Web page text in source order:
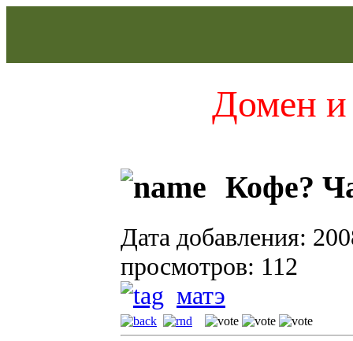
Домен и
Кофе?
Дата добавления:
просмотров: 112
матэ